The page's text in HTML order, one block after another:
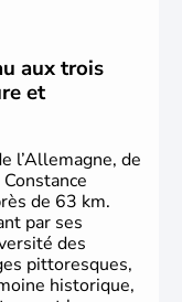
d'habitants.
artistes :
Freud, Romy
Anton Bruckner,
les plus
aux trois
et
l’Allemagne, de
de 63 km.
par ses
des
pittoresques,
historique,